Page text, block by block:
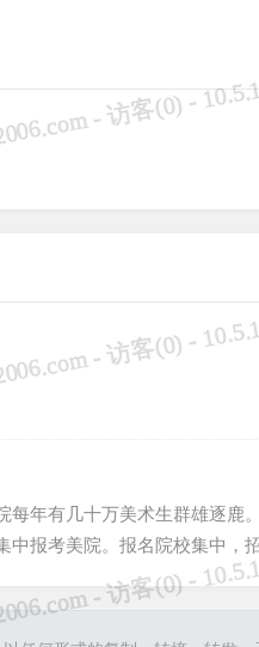
每年有几十万美术生群雄逐鹿
中报考美院。报名院校集中，